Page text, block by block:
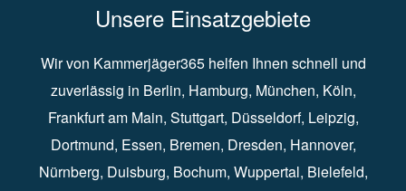
Unsere Einsatzgebiete
Wir von Kammerjäger365 helfen Ihnen schnell und
zuverlässig in Berlin⁠, Hamburg⁠, München, Köln⁠,
Frankfurt am Main⁠, Stuttgart⁠, Düsseldorf⁠, Leipzig⁠,
Dortmund⁠, Essen⁠, Bremen⁠, Dresden⁠, Hannover⁠,
Nürnberg⁠, Duisburg⁠⁠, Bochum⁠, Wuppertal⁠⁠, Bielefeld⁠⁠,